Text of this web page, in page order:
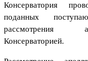
Консерватория
поданных
рассмотрения
Консерваторией.